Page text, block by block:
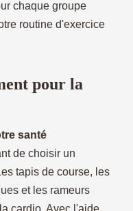
chaque groupe
routine d'exercice
pour la
santé
de choisir un
tapis de course, les
et les rameurs
cardio. Avec l'aide